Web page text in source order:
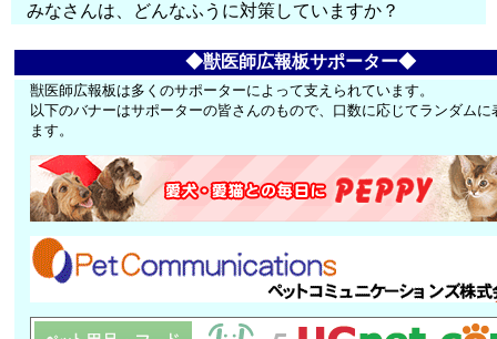
みなさんは、どんなふうに対策していますか？
◆獣医師広報板サポーター◆
獣医師広報板は多くのサポーターによって支えられています。
以下のバナーはサポーターの皆さんのもので、口数に応じてランダムに
ます。